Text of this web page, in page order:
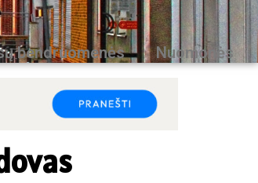
bendruomenės Nuomonės